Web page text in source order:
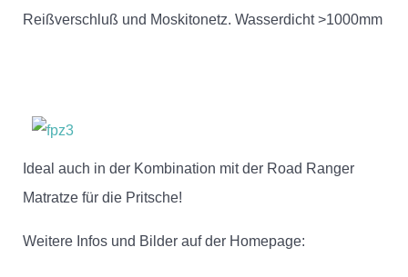
Reißverschluß und Moskitonetz. Wasserdicht >1000mm
Ideal auch in der Kombination mit der Road Ranger
Matratze für die Pritsche!
Weitere Infos und Bilder auf der Homepage: